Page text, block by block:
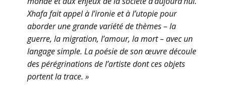
Xhafa fait appel à l’ironie et à l’utopie pour
aborder une grande variété de thèmes – la
guerre, la migration, l’amour, la mort – avec un
langage simple. La poésie de son œuvre découle
des pérégrinations de l’artiste dont ces objets
portent la trace. »